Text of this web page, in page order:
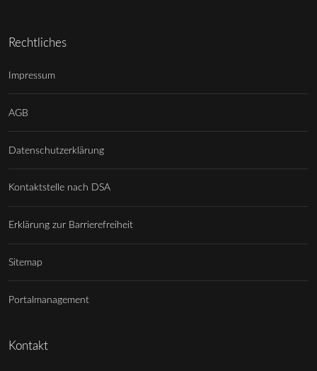
Rechtliches
Impressum
AGB
Datenschutzerklärung
Kontaktstelle nach DSA
Erklärung zur Barrierefreiheit
Sitemap
Portalmanagement
Kontakt